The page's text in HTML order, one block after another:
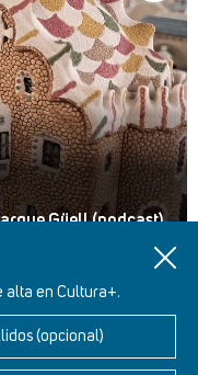
alta en Cultura+.
(opcional)
Güell (podcast)
de León